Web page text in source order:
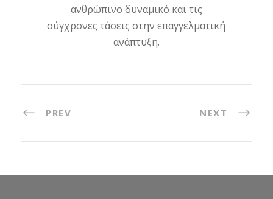
ανθρώπινο δυναμικό και τις
σύγχρονες τάσεις στην επαγγελματική
ανάπτυξη.
PREV NEXT